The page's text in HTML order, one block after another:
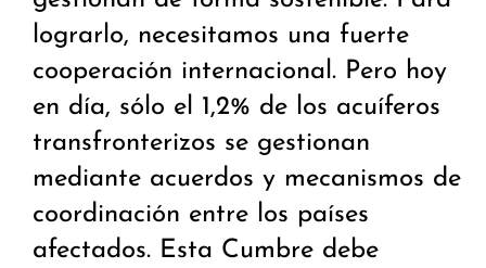
lograrlo, necesitamos una fuerte
cooperación internacional. Pero hoy
en día, sólo el 1,2% de los acuíferos
transfronterizos se gestionan
mediante acuerdos y mecanismos de
coordinación entre los países
afectados. Esta Cumbre debe